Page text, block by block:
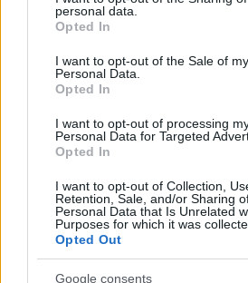
disclose it to other third parties.
Please note that this website/app
services and may gather and store
not limited to your visit or usage
grant or deny consent to Google and
consent section.
personal data.
Opted In
I want to opt-out of the Sale of my
Personal Data.
Opted In
I want to opt-out of processing
Personal Data for Targeted
Opted In
I want to opt-out of Collection,
Retention, Sale, and/or Sharing
Personal Data that Is Unrelated
Purposes for which it was
Opted Out
Google consents